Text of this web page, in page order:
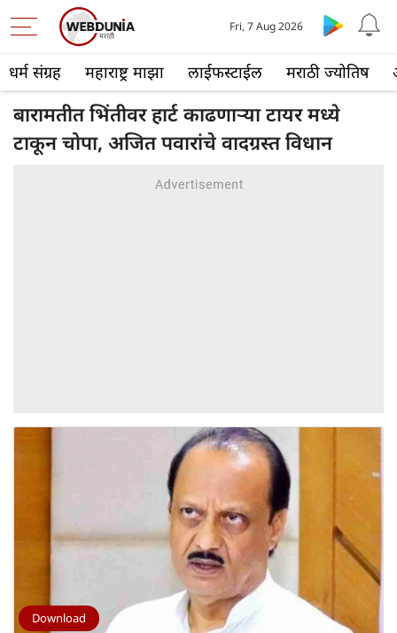
धर्म संग्रह महाराष्ट्र माझा लाईफस्टाईल मराठी ज्योतिष
Fri, 7 Aug 2026
बारामतीत भिंतीवर हार्ट काढणाऱ्या टायर मध्ये
टाकून चोपा, अजित पवारांचे वादग्रस्त विधान
Download